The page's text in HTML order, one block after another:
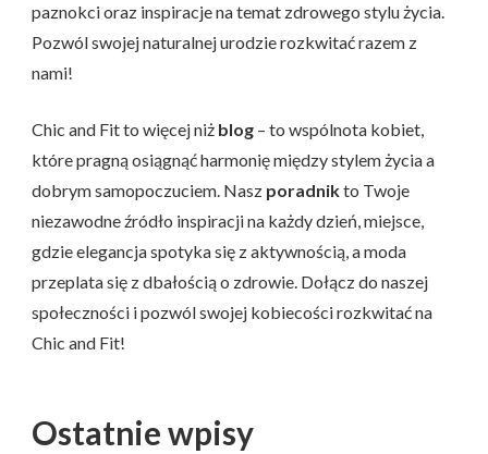
paznokci oraz inspiracje na temat zdrowego stylu życia.
Pozwól swojej naturalnej urodzie rozkwitać razem z
nami!
Chic and Fit to więcej niż blog – to wspólnota kobiet,
które pragną osiągnąć harmonię między stylem życia a
dobrym samopoczuciem. Nasz poradnikto Twoje
niezawodne źródło inspiracji na każdy dzień, miejsce,
gdzie elegancja spotyka się z aktywnością, a moda
przeplata się z dbałością o zdrowie. Dołącz do naszej
społeczności i pozwól swojej kobiecości rozkwitać na
Chic and Fit!
Ostatnie wpisy